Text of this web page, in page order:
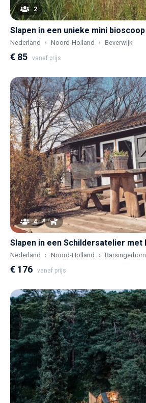
2
Slapen in een unieke mini bioscoop
Nederland Noord-Holland Beverwijk
€ 85 vanaf prijs
4
Nederland Noord-Holland Barsingerhorn
€ 176 vanaf prijs